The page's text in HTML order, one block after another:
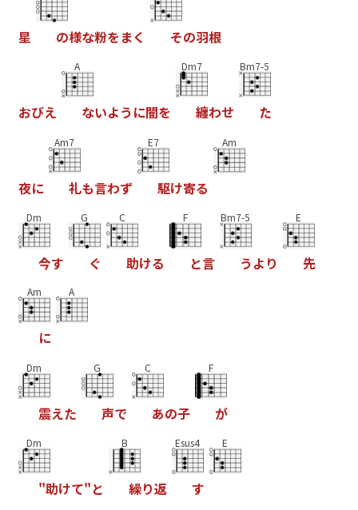
星 の様な粉をまく その羽根
おびえ
A
ないよう に闇を
Dm7
纏わせ
Bm7-5
た
夜に
Am7
礼も言わず
E7
駆け寄る
Am
Dm
今す
G
ぐ
C
助ける
F
と言
Bm7-5
う よ り
E
先
Am
に
A
Dm
震えた
G
声で
C
あの子
F
が
Dm
"助けて"と
B
繰り返
Esus4
す
E